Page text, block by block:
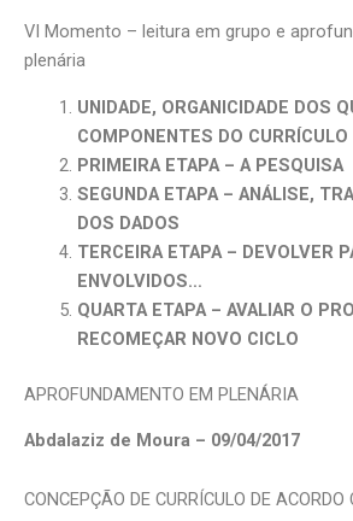
VI Momento – leitura em grupo e
plenária
UNIDADE, ORGANICIDADE DOS
COMPONENTES DO CURRÍCULO
PRIMEIRA ETAPA – A PESQUISA
SEGUNDA ETAPA – ANÁLISE,
DOS DADOS
TERCEIRA ETAPA – DEVOLVER
ENVOLVIDOS…
QUARTA ETAPA – AVALIAR O
RECOMEÇAR NOVO CICLO
APROFUNDAMENTO EM PLENÁRIA
Abdalaziz de Moura – 09/04/2017
CONCEPÇÃO DE CURRÍCULO DE ACORDO